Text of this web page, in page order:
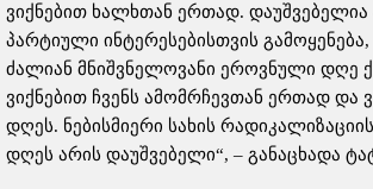
ვიქნებით ხალხთან ერთად. დაუშვებელია
პარტიული ინტერესებისთვის
ძალიან მნიშვნელოვანი ეროვნული დღე
ვიქნებით ჩვენს ამომრჩევთან ერთად და
დღეს. ნებისმიერი სახის
დღეს არის დაუშვებელი“, – განაცხადა